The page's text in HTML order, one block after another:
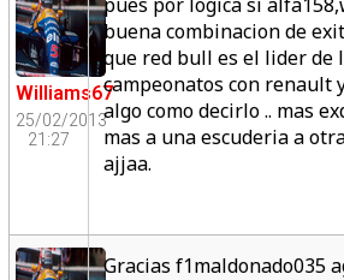
Williams67
25/02/2013
21:27
buena combinacion de
que red bull es el lider de
campeonatos con renault
algo como decirlo .. mas
mas a una escuderia a
ajjaa.
Gracias f1maldonado035